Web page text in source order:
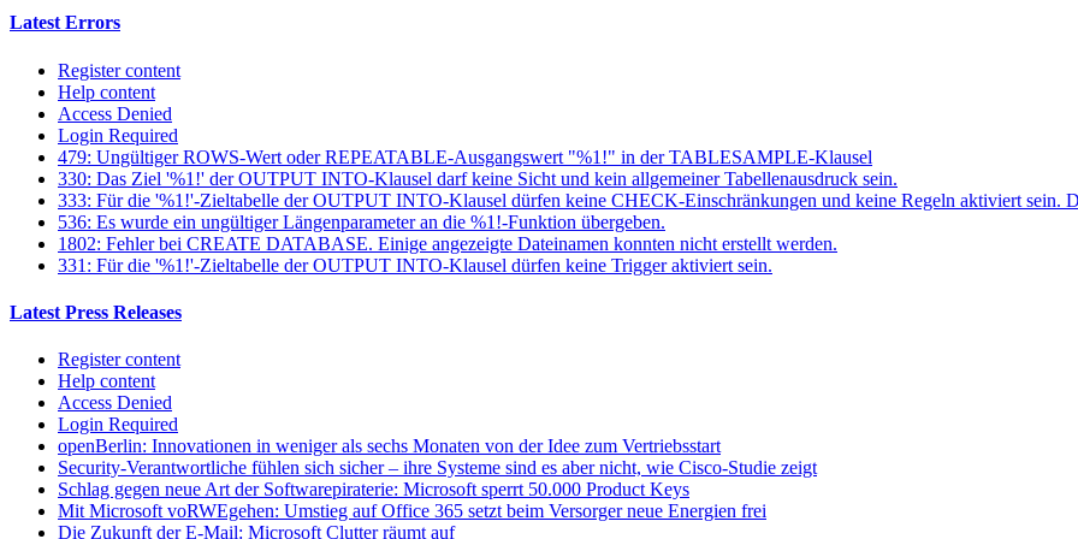
Latest Errors
Register content
Help content
Access Denied
Login Required
479: Ungültiger ROWS-Wert oder REPEATABLE-Ausgangswert "%1!" in der TABLESAMPLE-Klausel
330: Das Ziel '%1!' der OUTPUT INTO-Klausel darf keine Sicht und kein allgemeiner Tabellenausdruck sein.
333: Für die '%1!'-Zieltabelle der OUTPUT INTO-Klausel dürfen keine CHECK-Einschränkungen und keine Regeln aktiviert sein.
536: Es wurde ein ungültiger Längenparameter an die %1!-Funktion übergeben.
1802: Fehler bei CREATE DATABASE. Einige angezeigte Dateinamen konnten nicht erstellt werden.
331: Für die '%1!'-Zieltabelle der OUTPUT INTO-Klausel dürfen keine Trigger aktiviert sein.
Latest Press Releases
Register content
Help content
Access Denied
Login Required
openBerlin: Innovationen in weniger als sechs Monaten von der Idee zum Vertriebsstart
Security-Verantwortliche fühlen sich sicher – ihre Systeme sind es aber nicht, wie Cisco-Studie zeigt
Schlag gegen neue Art der Softwarepiraterie: Microsoft sperrt 50.000 Product Keys
Mit Microsoft voRWEgehen: Umstieg auf Office 365 setzt beim Versorger neue Energien frei
Die Zukunft der E-Mail: Microsoft Clutter räumt auf